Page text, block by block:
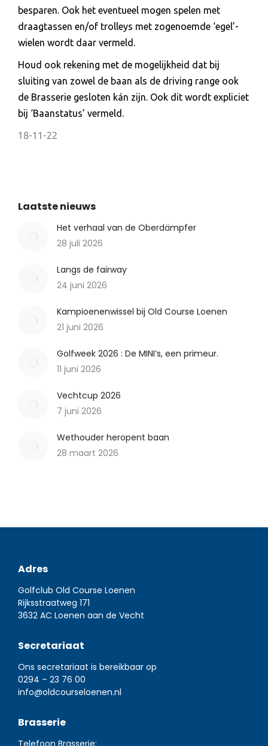
besparen. Ook het eventueel mogen spelen met
draagtassen en/of trolleys met zogenoemde ‘egel’-
wielen wordt daar vermeld.
Houd ook rekening met de mogelijkheid dat bij
sluiting van zowel de baan als de driving range ook
de Brasserie gesloten kán zijn. Ook dit wordt expliciet
bij ‘Baanstatus’ vermeld.
18-11-22
Laatste nieuws
Het verhaal van de Oberdämpfer
28 juli 2026
Langs de fairway
24 juni 2026
Kampioenenwissel bij Old Course Loenen
21 juni 2026
Golfweek 2026 : De MINI’s, een primeur.
11 juni 2026
Vechtcup 2026
7 juni 2026
Wethouder heropent baan
28 maart 2026
Adres
Golfclub Old Course Loenen
Rijksstraatweg 171
3632 AC Loenen aan de Vecht
Secretariaat
Ons secretariaat is bereikbaar op
0294 – 23 76 00
info@oldcourseloenen.nl
Brasserie
Telefoon Brasserie: